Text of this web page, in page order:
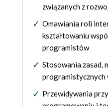
związanych z
Omawiania roli
kształtowaniu
programistów
Stosowania zasad,
programistycznych
Przewidywania